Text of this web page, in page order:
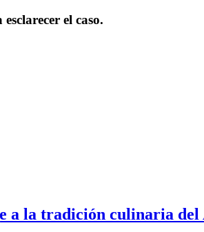
el caso.
a la tradición culinaria